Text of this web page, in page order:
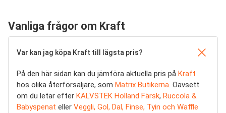
Vanliga frågor om Kraft
Var kan jag köpa Kraft till lägsta pris?
På den här sidan kan du jämföra aktuella pris på Kraft
hos olika återförsäljare, som Matrix Butikerna. Oavsett
om du letar efter KALVSTEK Holland Färsk, Ruccola &
Babyspenat eller Veggli, Gol, Dal, Finse, Tyin och Waffle